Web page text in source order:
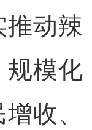
动辣
规模化
收、